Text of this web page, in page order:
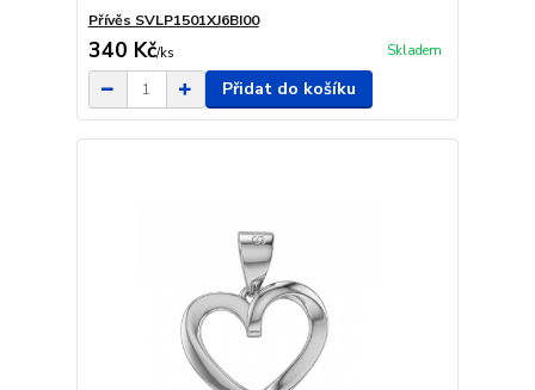
Přívěs SVLP1501XJ6BI00
340 Kč/ks Skladem
Přidat do košíku